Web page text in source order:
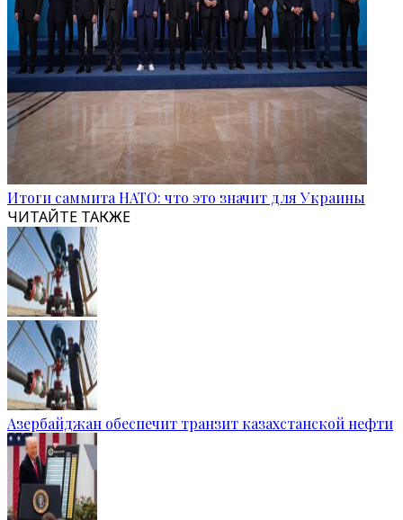
Итоги саммита НАТО: что это значит для Украины
ЧИТАЙТЕ ТАКЖЕ
Азербайджан обеспечит транзит казахстанской нефти